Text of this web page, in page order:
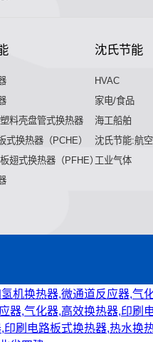
料壳盘管式换热器
式换热器（PCHE）
翅式换热器（PFHE）
沈氏节能
HVAC
家电/食品
海工船舶
沈氏节能:航
工业气体
机换热器,微通道反应器,
器,气化器,高效换热器,印
刷电路板式换热器,热水换